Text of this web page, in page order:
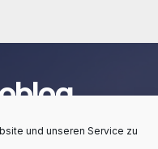
und unseren Service zu